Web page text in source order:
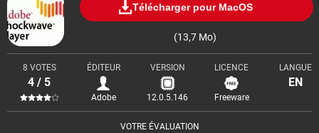
Télécharger pour MacOS
(13,7 Mo)
VOTRE ÉVALUATION
8 VOTES
4 / 5
ÉDITEUR
Adobe
VERSION
12.0.5.146
LICENCE
Freeware
LANGUE
EN